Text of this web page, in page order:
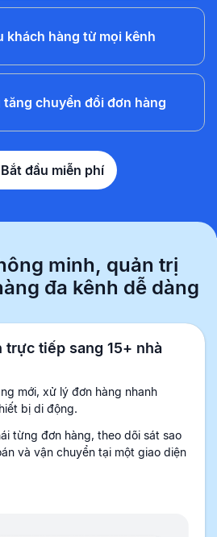
khách hàng từ mọi kênh
chuyển đổi đơn hàng
Bắt đầu miễn phí
minh, quản trị
đa kênh dễ dàng
trực tiếp sang 15+ nhà
mới, xử lý đơn hàng nhanh
bị di động.
từng đơn hàng, theo dõi sát sao
và vận chuyển tại một giao diện